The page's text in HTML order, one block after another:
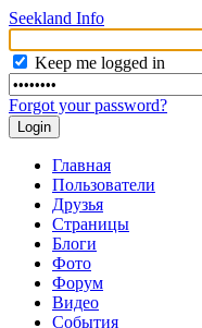
Seekland Info
Keep me logged in
Forgot your password?
Главная
Пользователи
Друзья
Страницы
Блоги
Фото
Форум
Видео
События